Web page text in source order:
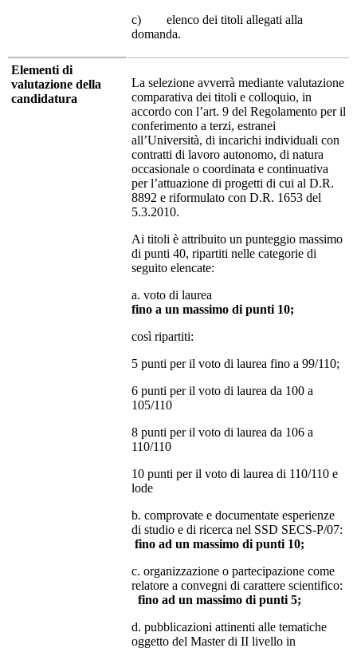
c) elenco dei titoli allegati alla
domanda.
Elementi di
valutazione della
candidatura
La selezione avverrà mediante valutazione
comparativa dei titoli e colloquio, in
accordo con l’art. 9 del Regolamento per il
conferimento a terzi, estranei
all’Università, di incarichi individuali con
contratti di lavoro autonomo, di natura
occasionale o coordinata e continuativa
per l’attuazione di progetti di cui al D.R.
8892 e riformulato con D.R. 1653 del
5.3.2010.
Ai titoli è attribuito un punteggio massimo
di punti 40, ripartiti nelle categorie di
seguito elencate:
a. voto di laurea
fino a un massimo di punti 10;
così ripartiti:
5 punti per il voto di laurea fino a 99/110;
6 punti per il voto di laurea da 100 a
105/110
8 punti per il voto di laurea da 106 a
110/110
10 punti per il voto di laurea di 110/110 e
lode
b. comprovate e documentate esperienze
di studio e di ricerca nel SSD SECS-P/07:
fino ad un massimo di punti 10;
c. organizzazione o partecipazione come
relatore a convegni di carattere scientifico:
fino ad un massimo di punti 5;
d. pubblicazioni attinenti alle tematiche
oggetto del Master di II livello in